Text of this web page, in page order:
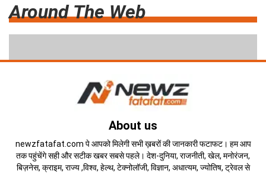
Around The Web
About us
newzfatafat.com पे आपको मिलेगी सभी ख़बरों की जानकारी फटाफट। हम आप
तक पहुंचेंगे सही और सटीक खबर सबसे पहले। देश-दुनिया, राजनीती, खेल, मनोरंजन,
बिज़नेस, क्राइम, राज्य ,विश्व, हेल्थ, टेक्नोलॉजी, विज्ञान, अधात्यम, ज्योतिष, ट्रेवल से